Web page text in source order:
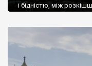
і бідністю, між